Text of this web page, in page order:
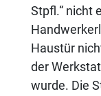
Stpfl.“ nicht
Haustür
der
wurde. Die